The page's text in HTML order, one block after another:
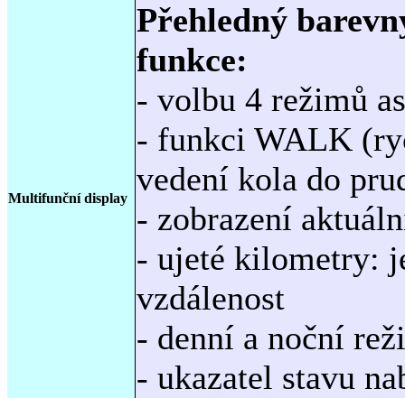
Multifunční display
Přehledný
funkce:
- volbu 4 režimů
- funkci WALK
vedení kola do
- zobrazení
- ujeté kilometry:
vzdálenost
- denní a noční
- ukazatel stavu